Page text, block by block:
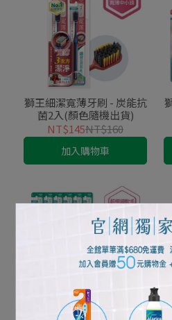
獅王細潔寬薄牙刷 - 炭能抗
菌2入(顏色隨機出貨)
NT$145NT$160
加入購物車
獅王細潔寬薄牙刷 - 茶究柔